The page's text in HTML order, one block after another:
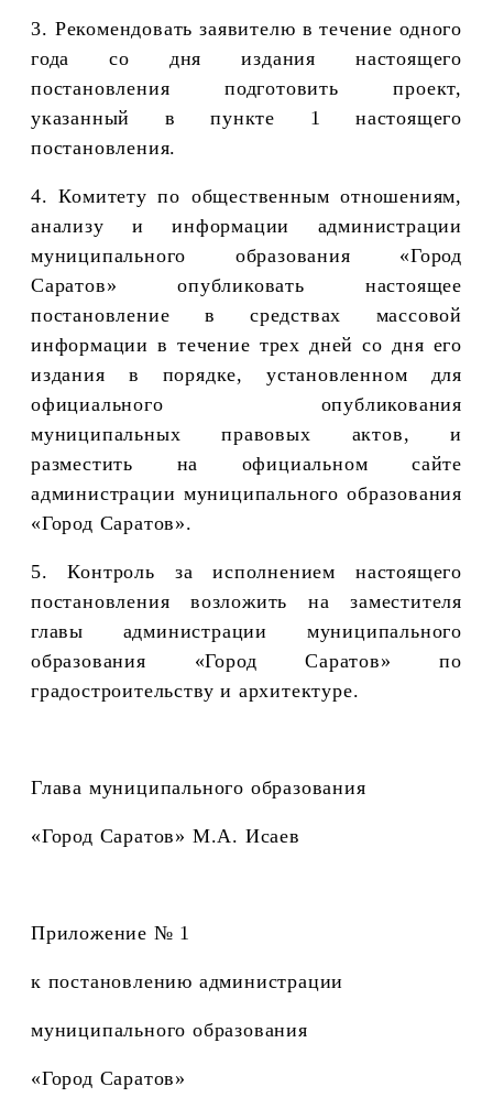
3. Рекомендовать заявителю в течение одного
года со дня издания настоящего
постановления подготовить проект,
указанный в пункте 1 настоящего
постановления.
4. Комитету по общественным отношениям,
анализу и информации администрации
муниципального образования «Город
Саратов» опубликовать настоящее
постановление в средствах массовой
информации в течение трех дней со дня его
издания в порядке, установленном для
официального опубликования
муниципальных правовых актов, и
разместить на официальном сайте
администрации муниципального образования
«Город Саратов».
5. Контроль за исполнением настоящего
постановления возложить на заместителя
главы администрации муниципального
образования «Город Саратов» по
градостроительству и архитектуре.
Глава муниципального образования
«Город Саратов» М.А. Исаев
Приложение № 1
к постановлению администрации
муниципального образования
«Город Саратов»